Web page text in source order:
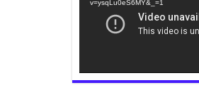
v=ysqLu0eS6MY&_=1